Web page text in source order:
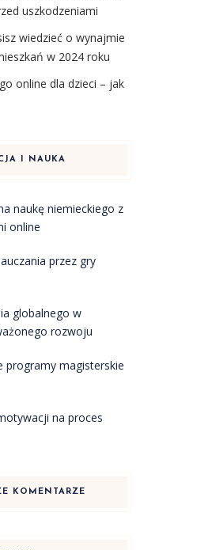
uszkodzeniami
wiedzieć o wynajmie
w 2024 roku
online dla dzieci – jak
I NAUKA
naukę niemieckiego z
online
przez gry
globalnego w
rozwoju
programy magisterskie
na proces
KOMENTARZE